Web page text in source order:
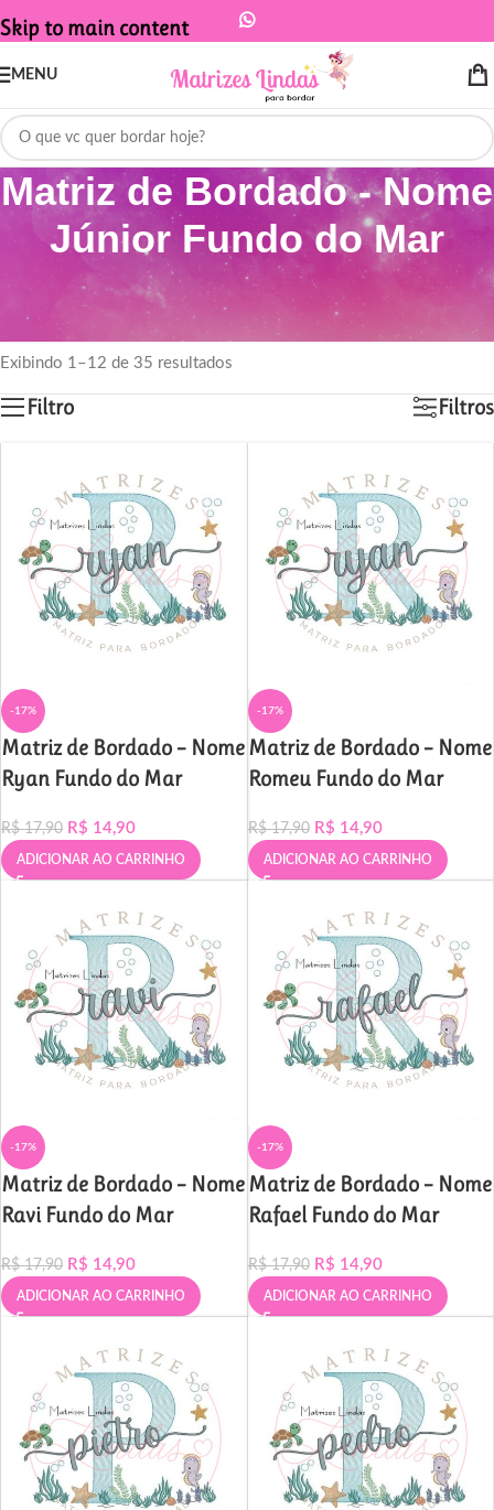
Skip to main content
MENU
Matriz de Bordado - Nome
Júnior Fundo do Mar
Início
Produtos marcados com a tag “Matriz de Bordado - Nome Júnior
Fundo do Mar”
Exibindo 1–12 de 35 resultados
Filtro Filtros
-17%
Matriz de Bordado – Nome
Ryan Fundo do Mar
R$17,90 R$ 14,90
ADICIONAR AO CARRINHO
-17%
Matriz de Bordado – Nome
Romeu Fundo do Mar
R$17,90 R$ 14,90
ADICIONAR AO CARRINHO
-17%
Matriz de Bordado – Nome
Ravi Fundo do Mar
R$17,90 R$ 14,90
ADICIONAR AO CARRINHO
-17%
Matriz de Bordado – Nome
Rafael Fundo do Mar
R$17,90 R$ 14,90
ADICIONAR AO CARRINHO